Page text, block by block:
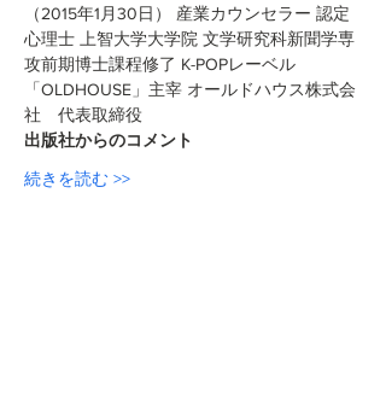
（2015年1月30日） 産業カウンセラー 認定
心理士 上智大学大学院 文学研究科新聞学専
攻前期博士課程修了 K-POPレーベル
「OLDHOUSE」主宰 オールドハウス株式会
社　代表取締役
出版社からのコメント
続きを読む >>